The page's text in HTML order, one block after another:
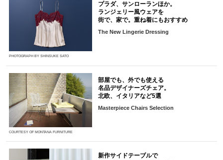
PHOTOGRAPH BY SHINSUKE SATO
プラダ、サンローランほか。
ランジェリー風ウェアを
街で、家で。重ね着にもおすすめ
The New Lingerie Dressing
COURTESY OF MONTANA FURNITURE
部屋でも、外でも使える
名品デザイナーズチェア。
北欧、イタリアなど5選
Masterpiece Chairs Selection
新作サイドテーブルで